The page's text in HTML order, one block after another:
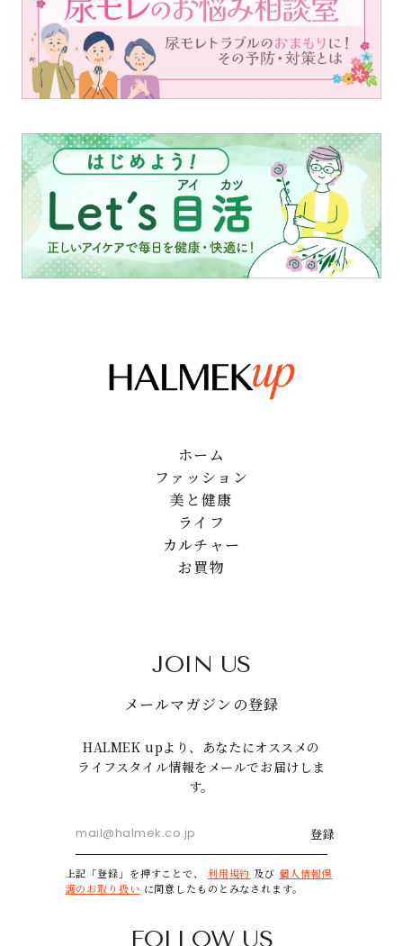
ホーム
ファッション
美と健康
ライフ
カルチャー
お買物
JOIN US
メールマガジンの登録
HALMEK upより、あなたにオススメの
ライフスタイル情報をメールでお届けしま
す。
登録
上記「登録」を押すことで、 利用規約 及び 個人情報保
護のお取り扱い に同意したものとみなされます。
FOLLOW US